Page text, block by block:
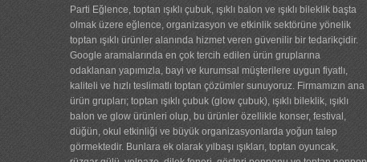
ışıklı bileklik...
STOK YOK...
ışıklı taç hippi par...
glow çubuk gözlük...
ışıklı taç hippi...
Parti Eğlence, toptan ışıklı çubuk, ışıklı balon ve ışıklı bileklik başta
olmak üzere eğlence, organizasyon ve etkinlik sektörüne yönelik
toptan ışıklı ürünler alanında hizmet veren güvenilir bir tedarikçidir.
Google aramalarında en çok tercih edilen ürün gruplarına
odaklanan yapımızla, bayi ve kurumsal müşterilere uygun fiyatlı,
kaliteli ve hızlı teslimatlı toptan çözümler sunuyoruz. Firmamızın ana
ürün grupları; toptan ışıklı çubuk (glow çubuk), ışıklı bileklik, ışıklı
balon ve glow ürünleri olup, bu ürünler özellikle konser, festival,
düğün, okul etkinliği ve büyük organizasyonlarda yoğun talep
görmektedir. Bunlara ek olarak yılbaşı ışıkları, toptan oyuncak,